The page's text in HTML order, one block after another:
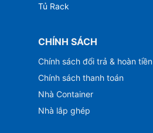
Tủ Rack
CHÍNH SÁCH
Chính sách đổi trả & hoàn tiền
Chính sách thanh toán
Nhà Container
Nhà lắp ghép